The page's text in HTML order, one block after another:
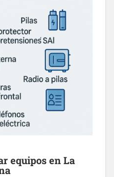
equipos en La